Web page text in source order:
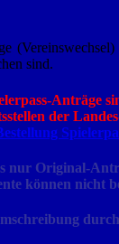
sind.
Anträge
der
nur Original-
können nicht